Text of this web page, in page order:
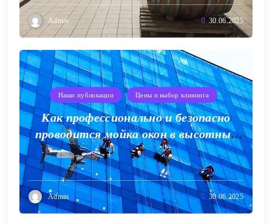
Admin 30.06.2025
Наши публикации Цены и выбор клининга
Как профессионально и безопасно
проводится мойка окон в высотных
зданиях
Admin 30.06.2025